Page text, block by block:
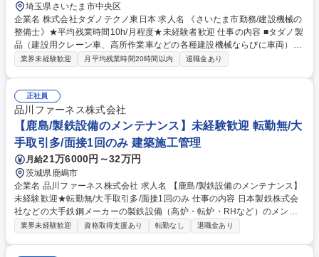
埼玉県さいたま市中央区
企業名 株式会社タダノテクノ東日本 求人名 《さいたま市勤務/建設機械の
整備士》★平均残業時間10h/月程度★未経験者歓迎 仕事の内容 ■タダノ製
品（建設用クレーン車、高所作業車などの各種建設機械ならびに車両）の
修理・調整対応などメンテナンス業務全般。自社工場における定期点検や
フォアーサービス、ユーザー支援にも携わります。 ◎加えて、お客様から
の要望や使い勝手、自身で感じた改善点などをメーカー側に伝え、次の製
品開発に活かす情報を届ける役割もあります。 ◎メーカー主催の技術講習
や公的資格取得に向けた外部セミナーへの参加など、社員のスキルアップ
を積極的に応援しています。 募集職種 《さいたま市勤務/建設機械の整備
士》★平均残業時間10h/月程度★未経験者歓迎
業界未経験歓迎 月平均残業時間20時間以内 退職金あり
正社員
品川ファーネス株式会社
【鹿島/製鉄設備のメンテナンス】未経験歓迎 転勤無/大
手取引多/面接1回のみ 建築施工管理
月給21万6000円～32万円
茨城県鹿嶋市
企業名 品川ファーネス株式会社 求人名 【鹿島/製鉄設備のメンテナンス】
未経験歓迎★転勤無/大手取引多/面接1回のみ 仕事の内容 日本製鉄株式会
社などの大手鉄鋼メーカーの製鉄設備（高炉・転炉・RHなど）のメンテ
ナンス工事に伴う現場の安全管理・工程管理等をご担当いただきます。※
業界未経験歓迎 資格取得支援あり 転勤なし 退職金あり